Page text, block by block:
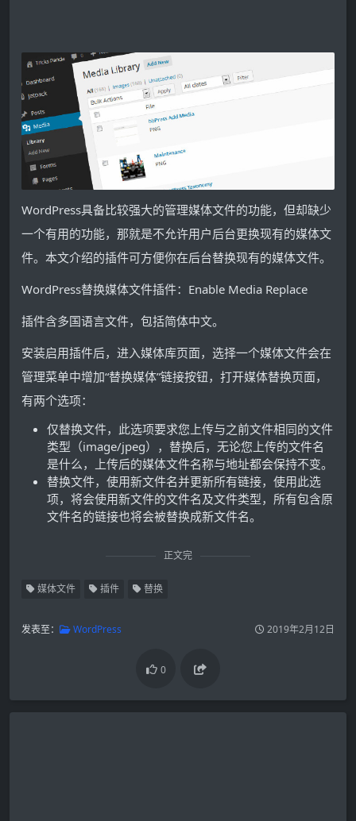
WordPress具备比较强大的管理媒体文件的功能，但却缺少
一个有用的功能，那就是不允许用户后台更换现有的媒体文
件。本文介绍的插件可方便你在后台替换现有的媒体文件。
WordPress替换媒体文件插件：Enable Media Replace
插件含多国语言文件，包括简体中文。
安装启用插件后，进入媒体库页面，选择一个媒体文件会在
管理菜单中增加“替换媒体”链接按钮，打开媒体替换页面，
有两个选项：
仅替换文件，此选项要求您上传与之前文件相同的文件
类型（image/jpeg），替换后，无论您上传的文件名
是什么，上传后的媒体文件名称与地址都会保持不变。
替换文件，使用新文件名并更新所有链接，使用此选
项，将会使用新文件的文件名及文件类型，所有包含原
文件名的链接也将会被替换成新文件名。
正文完
媒体文件 插件 替换
发表至： WordPress 2019年2月12日
0